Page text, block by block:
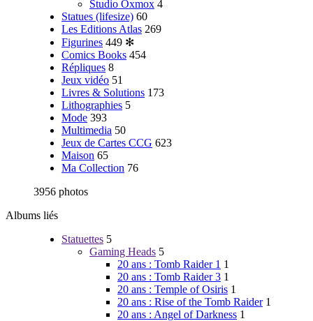
Studio Oxmox 4
Statues (lifesize) 60
Les Editions Atlas 269
Figurines 449 ✻
Comics Books 454
Répliques 8
Jeux vidéo 51
Livres & Solutions 173
Lithographies 5
Mode 393
Multimedia 50
Jeux de Cartes CCG 623
Maison 65
Ma Collection 76
3956 photos
Albums liés
Statuettes 5
Gaming Heads 5
20 ans : Tomb Raider 1 1
20 ans : Tomb Raider 3 1
20 ans : Temple of Osiris 1
20 ans : Rise of the Tomb Raider 1
20 ans : Angel of Darkness 1